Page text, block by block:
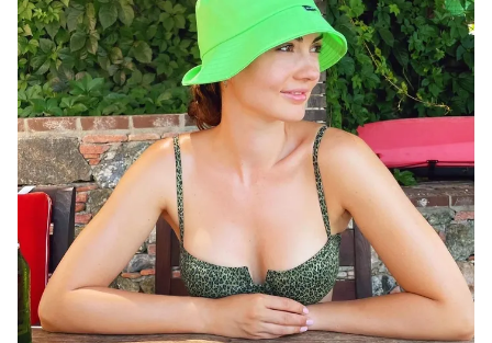
hazırlanmış Aydınlatma Metnimizi okumak ve sitemizde
ilgili mevzuata uygun olarak kullanılan çerezlerle ilgili bilgi
almak için lütfentıklayınız .